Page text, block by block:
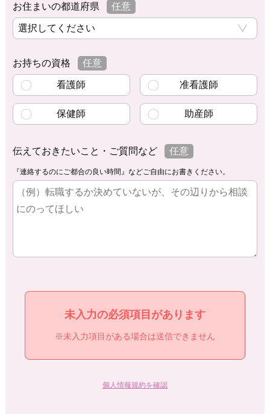
お住まいの都道府県 任意
お持ちの資格 任意
看護師 准看護師
保健師 助産師
伝えておきたいこと・ご質問など 任意
『連絡するのにご都合の良い時間』などご自由にお書きください。
未入力の必須項目があります
※未入力項目がある場合は送信できません
個人情報規約を確認